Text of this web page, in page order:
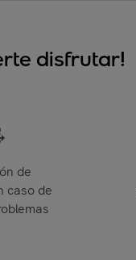
disfrutar!
de
caso de